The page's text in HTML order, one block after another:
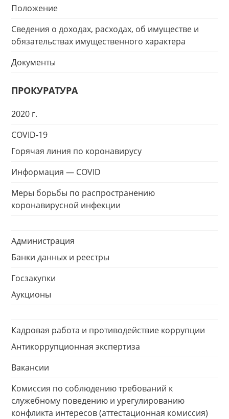
Положение
Сведения о доходах, расходах, об имуществе и
обязательствах имущественного характера
Документы
ПРОКУРАТУРА
2020 г.
COVID-19
Горячая линия по коронавирусу
Информация — COVID
Меры борьбы по распространению
коронавирусной инфекции
Администрация
Банки данных и реестры
Госзакупки
Аукционы
Кадровая работа и противодействие коррупции
Антикоррупционная экспертиза
Вакансии
Комиссия по соблюдению требований к
служебному поведению и урегулированию
конфликта интересов (аттестационная комиссия)